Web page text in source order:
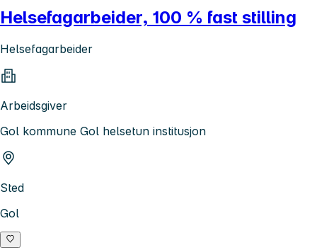
Helsefagarbeider, 100 % fast stilling
Helsefagarbeider
Arbeidsgiver
Gol kommune Gol helsetun institusjon
Sted
Gol